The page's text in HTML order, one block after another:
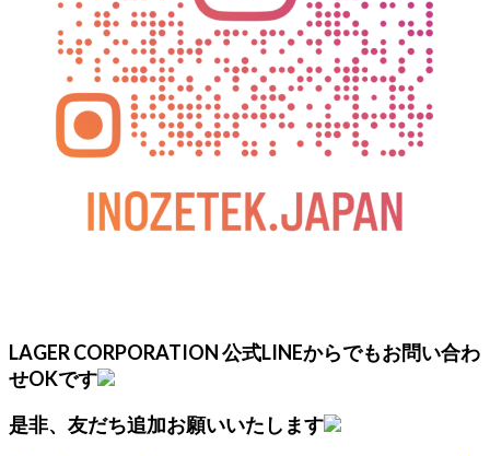
LAGER CORPORATION 公式LINEからでもお問い合わ
せOKです
是非、友だち追加お願いいたします